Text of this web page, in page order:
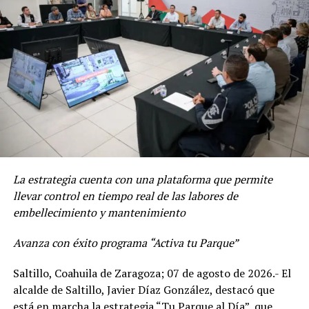
DESEAN JAVIER Y LULY UNA FELIZ NAVIDAD A LAS Y LOS
SALTILLENSES
ADVERTISEMENT
De igual manera, se efectuaron trabajos de limpieza
general sobre el bulevar Javier García Villarreal, donde
se atendieron tanto el camellón central como las aceras
poniente y oriente, en el tramo comprendido entre el
periférico Luis Echeverría Álvarez y la calle Hércules.
El Gobierno Municipal mantiene su Chat Bot “Saltillo
Fácil”, al 844-160-08-08, con el que la ciudadanía puede
reportar algún servicio público para su inmediata
La estrategia cuenta con una plataforma que permite
llevar control en tiempo real de las labores de
embellecimiento y mantenimiento
Avanza con éxito programa “Activa tu Parque”
Saltillo, Coahuila de Zaragoza; 07 de agosto de 2026.- El
alcalde de Saltillo, Javier Díaz González, destacó que